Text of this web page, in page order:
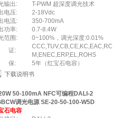
输出:
T-PWM 超深度调光技术
电压:
2-18Vdc
电流:
350-700mA
功率:
0.7-8.4W
范围:
0~100%，调光深度:0.01%
证:
CCC,TUV,CB,CE,KC,EAC,RC
M,ENEC,ERP,EL,ROHS
保:
5年（红宝石电容）
下载说明书
50-100mA NFC可编程DALI-2
调光电源 SE-20-50-100-W5D
石电容